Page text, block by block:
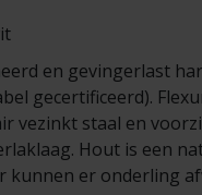
en gevingerlast
gecertificeerd).
vezinkt staal en
Hout is een
kunnen er onderling